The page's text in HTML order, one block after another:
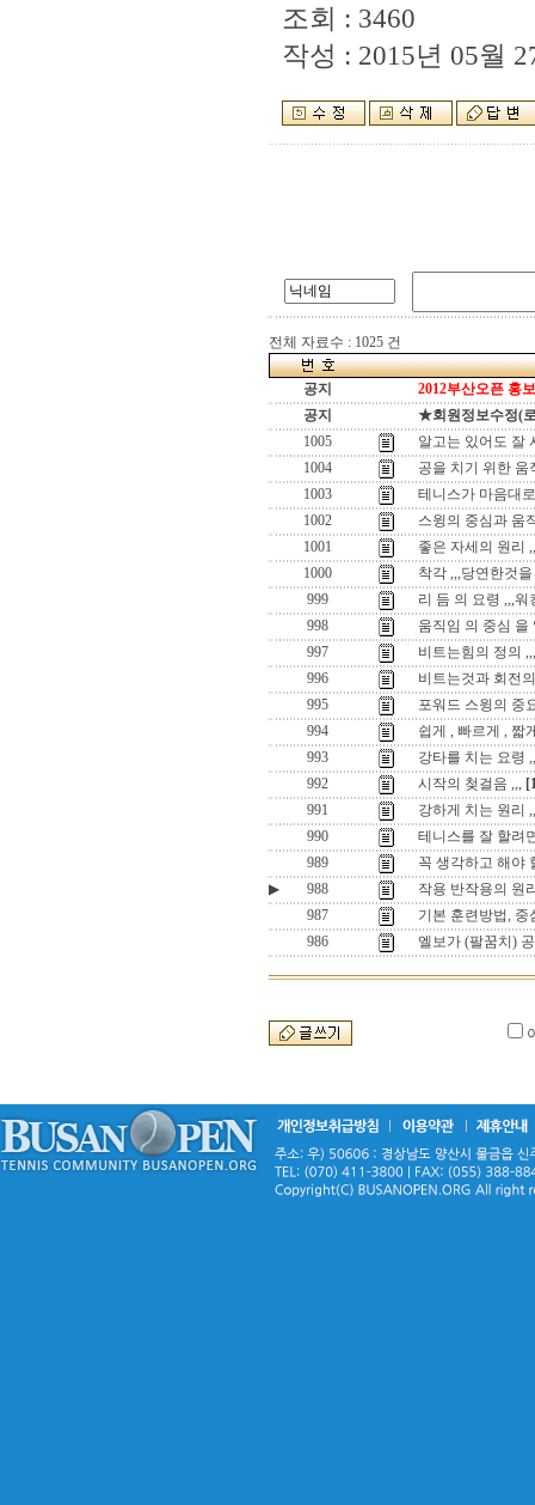
조회 : 3460
작성 : 2015년 05월
전체 자료수 : 1025 건
공지
2012부산오픈 홍
공지
★회원정보수정(
1005
알고는 있어도 잘
1004
공을 치기 위한 움
1003
테니스가 마음대
1002
스윙의 중심과 움
1001
좋은 자세의 원리
1000
착각 ,,,당연한것
999
리 듬 의 요령 ,,,워
998
움직임 의 중심 을
997
비트는힘의 정의
996
비트는것과 회전
995
포워드 스윙의 중
994
쉽게 , 빠르게 , 짧
993
강타를 치는 요령
992
시작의 첮걸음 ,,,
991
강하게 치는 원리
990
테니스를 잘 할려
989
꼭 생각하고 해야
▶
988
작용 반작용의 원
987
기본 훈련방법, 중
986
엘보가 (팔꿈치)